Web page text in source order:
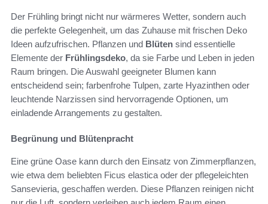
Der Frühling bringt nicht nur wärmeres Wetter, sondern auch
die perfekte Gelegenheit, um das Zuhause mit frischen Deko
Ideen aufzufrischen. Pflanzen und Blüten sind essentielle
Elemente der Frühlingsdeko, da sie Farbe und Leben in jeden
Raum bringen. Die Auswahl geeigneter Blumen kann
entscheidend sein; farbenfrohe Tulpen, zarte Hyazinthen oder
leuchtende Narzissen sind hervorragende Optionen, um
einladende Arrangements zu gestalten.
Begrünung und Blütenpracht
Eine grüne Oase kann durch den Einsatz von Zimmerpflanzen,
wie etwa dem beliebten Ficus elastica oder der pflegeleichten
Sansevieria, geschaffen werden. Diese Pflanzen reinigen nicht